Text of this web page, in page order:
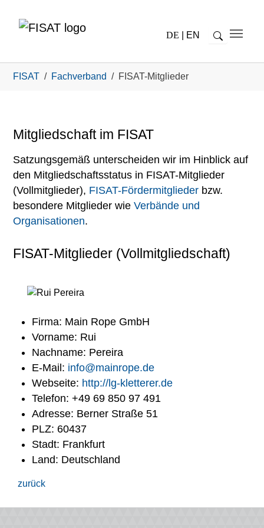
DE EN
FISAT Fachverband FISAT-Mitglieder
Mitgliedschaft im FISAT
Satzungsgemäß unterscheiden wir im Hinblick auf
den Mitgliedschaftsstatus in FISAT-Mitglieder
(Vollmitglieder), FISAT-Fördermitglieder bzw.
besondere Mitglieder wie Verbände und
Organisationen.
FISAT-Mitglieder (Vollmitgliedschaft)
Firma: Main Rope GmbH
Vorname: Rui
Nachname: Pereira
E-Mail: info@mainrope.de
Webseite: http://lg-kletterer.de
Telefon: +49 69 850 97 491
Adresse: Berner Straße 51
PLZ: 60437
Stadt: Frankfurt
Land: Deutschland
zurück